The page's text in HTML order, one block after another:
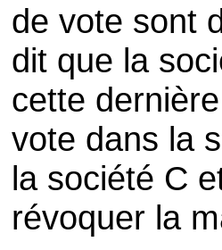
de vote sont
dit que la
cette
vote dans la
la société C
révoquer la